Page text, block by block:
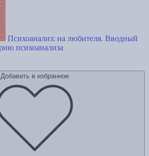
Психоанализ: на любителя. Вводный
психоанализа
Добавить в избранное